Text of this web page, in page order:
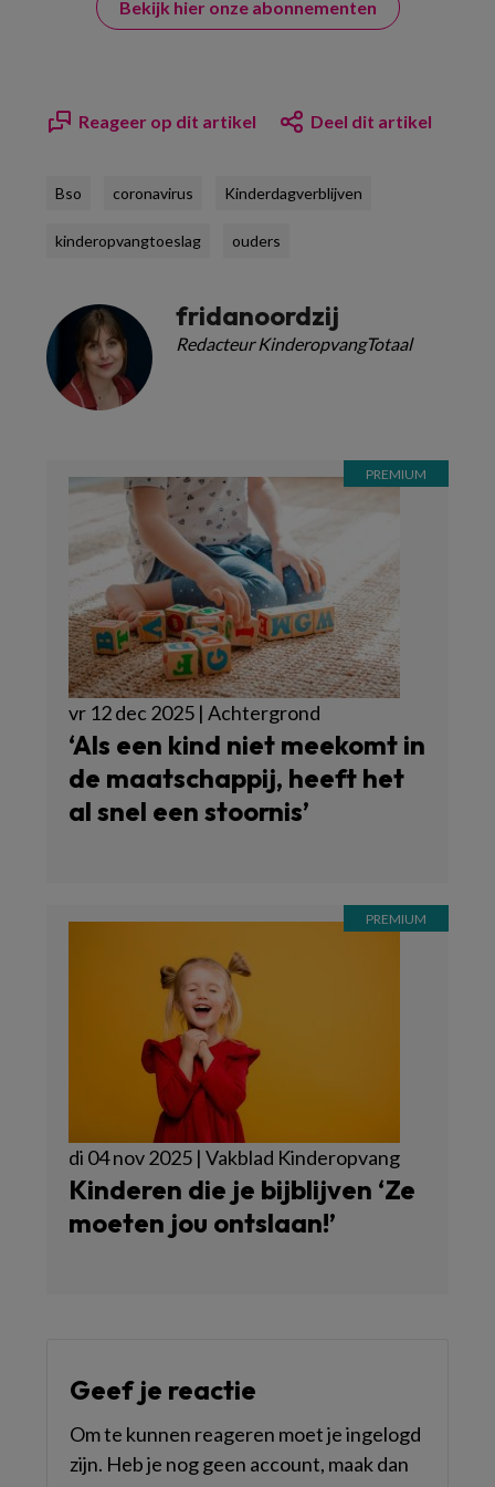
Bekijk hier onze abonnementen
Reageer op dit artikel Deel dit artikel
Bso coronavirus Kinderdagverblijven
kinderopvangtoeslag ouders
fridanoordzij
Redacteur KinderopvangTotaal
vr 12 dec 2025 | Achtergrond
‘Als een kind niet meekomt in
de maatschappij, heeft het
al snel een stoornis’
di 04 nov 2025 | Vakblad Kinderopvang
Kinderen die je bijblijven ‘Ze
moeten jou ontslaan!’
Geef je reactie
Om te kunnen reageren moet je ingelogd
zijn. Heb je nog geen account, maak dan